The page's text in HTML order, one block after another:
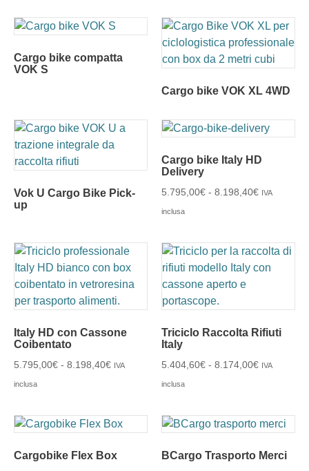
Cargo bike compatta
VOK S
Cargo bike VOK XL 4WD
Vok U Cargo Bike Pick-
up
Cargo bike Italy HD
Delivery
5.795,00€ - 8.198,40€ IVA
inclusa
Italy HD con Cassone
Coibentato
5.795,00€ - 8.198,40€ IVA
inclusa
Triciclo Raccolta Rifiuti
Italy
5.404,60€ - 8.174,00€ IVA
inclusa
Cargobike Flex Box BCargo Trasporto Merci